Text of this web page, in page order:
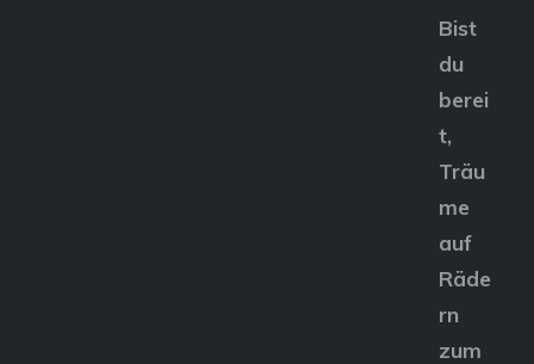
Bist
du
berei
t,
Träu
me
auf
Räde
rn
zum